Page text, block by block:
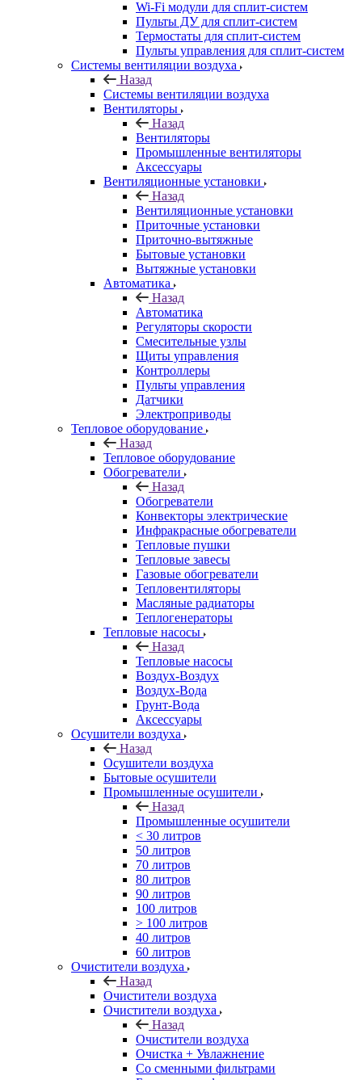
Wi-Fi модули для сплит-систем
Пульты ДУ для сплит-систем
Термостаты для сплит-систем
Пульты управления для сплит-систем
Системы вентиляции воздуха
Назад
Системы вентиляции воздуха
Вентиляторы
Назад
Вентиляторы
Промышленные вентиляторы
Аксессуары
Вентиляционные установки
Назад
Вентиляционные установки
Приточные установки
Приточно-вытяжные
Бытовые установки
Вытяжные установки
Автоматика
Назад
Автоматика
Регуляторы скорости
Смесительные узлы
Щиты управления
Контроллеры
Пульты управления
Датчики
Электроприводы
Тепловое оборудование
Назад
Тепловое оборудование
Обогреватели
Назад
Обогреватели
Конвекторы электрические
Инфракрасные обогреватели
Тепловые пушки
Тепловые завесы
Газовые обогреватели
Тепловентиляторы
Масляные радиаторы
Теплогенераторы
Тепловые насосы
Назад
Тепловые насосы
Воздух-Воздух
Воздух-Вода
Грунт-Вода
Аксессуары
Осушители воздуха
Назад
Осушители воздуха
Бытовые осушители
Промышленные осушители
Назад
Промышленные осушители
< 30 литров
50 литров
70 литров
80 литров
90 литров
100 литров
> 100 литров
40 литров
60 литров
Очистители воздуха
Назад
Очистители воздуха
Очистители воздуха
Назад
Очистители воздуха
Очистка + Увлажнение
Cо сменными фильтрами